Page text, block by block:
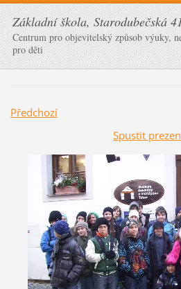
Základní škola, Starodubečská
Centrum pro objevitelský způsob výuky,
pro děti
Předchozí
Spustit